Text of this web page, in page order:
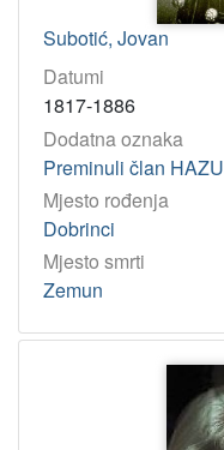
Subotić, Jovan
Datumi
1817-1886
Dodatna oznaka
Preminuli član HAZU
Mjesto rođenja
Dobrinci
Mjesto smrti
Zemun